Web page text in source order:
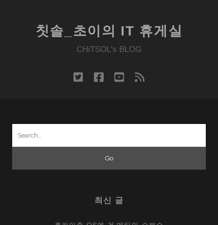
칫솔_초이의 IT 휴게실
CHiTSOL's BLOG
twitterfacebook
youtube
rss
최신 글